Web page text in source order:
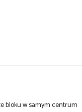
bloku w samym centrum